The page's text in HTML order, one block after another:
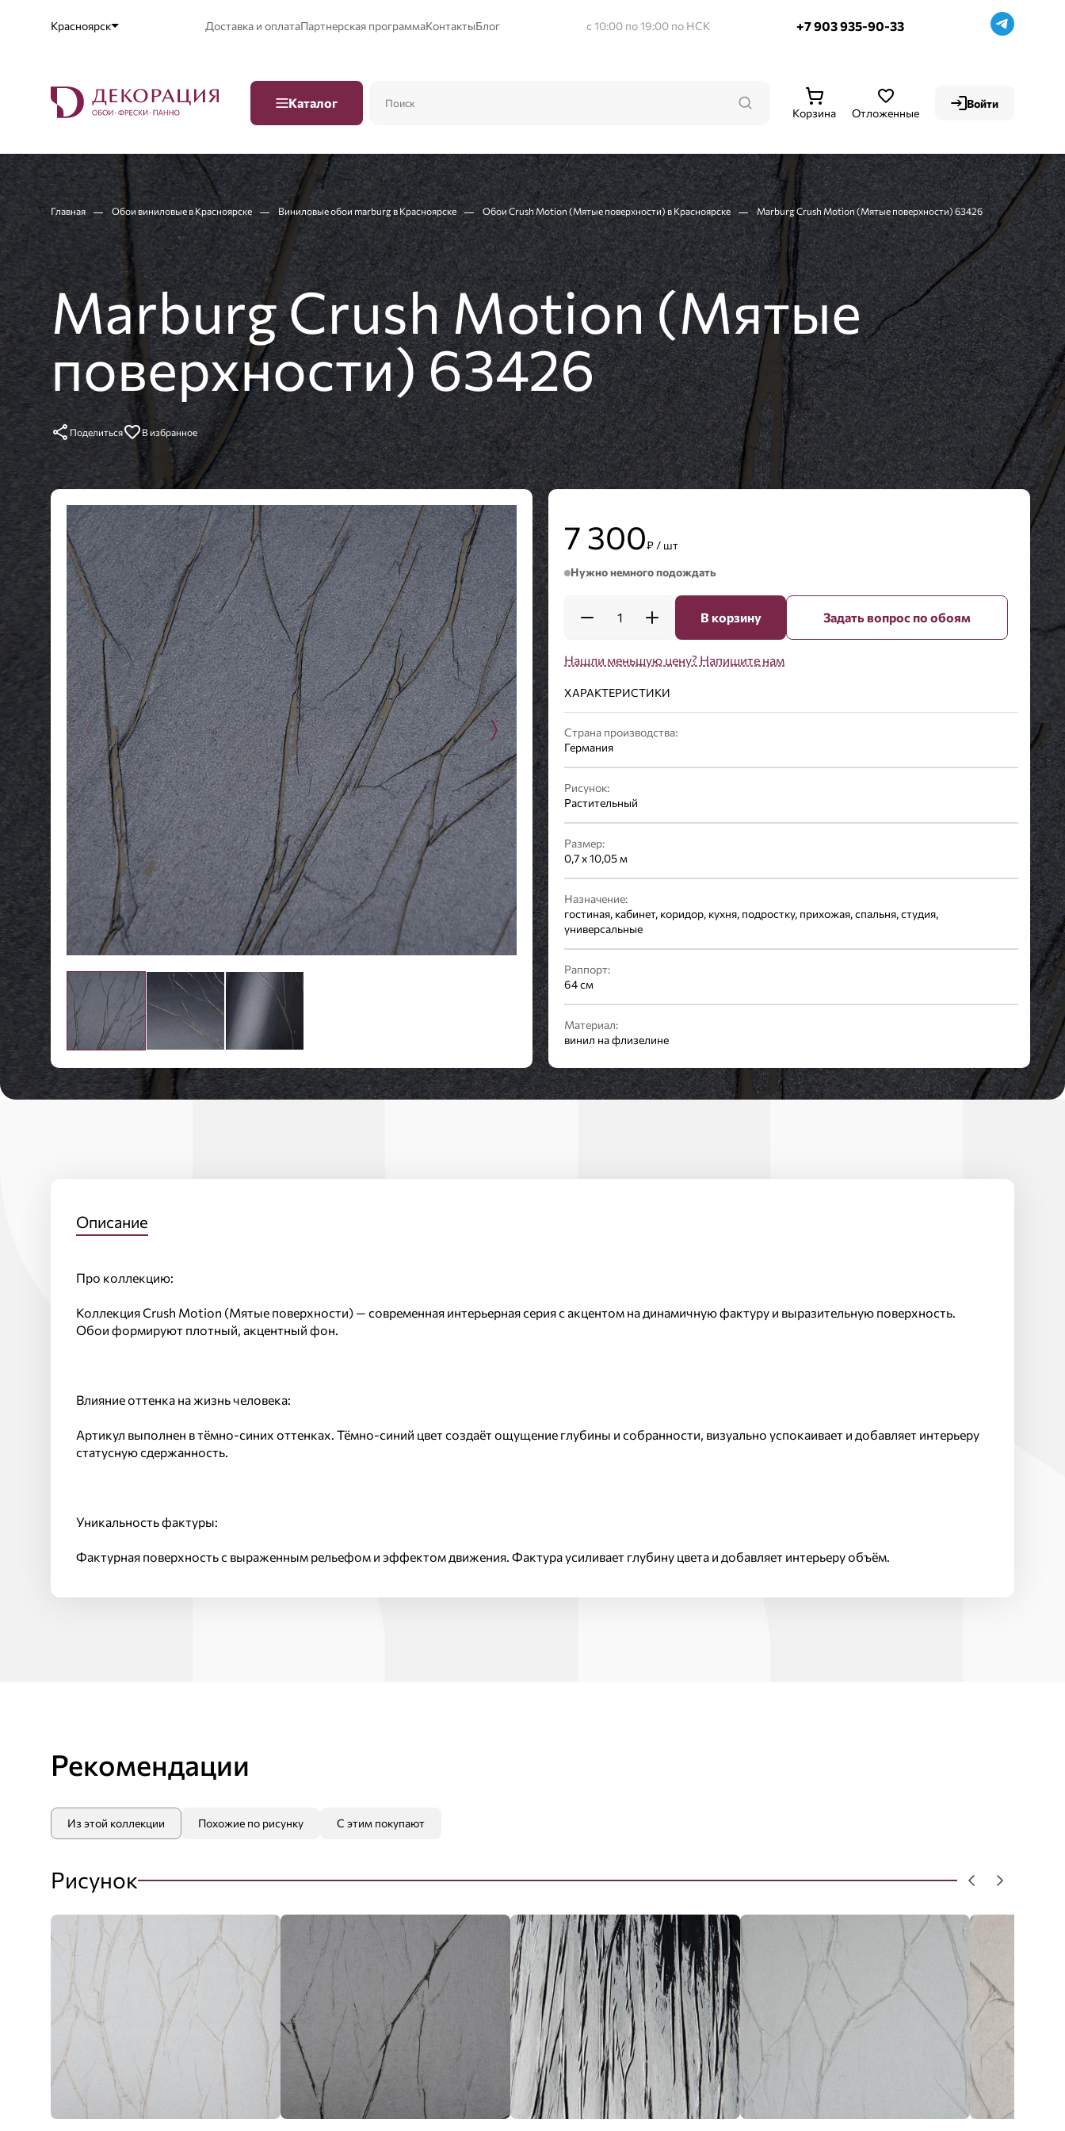
Красноярск Доставка и оплатаПартнерская программаКонтактыБлог с 10:00 по 19:00 по НСК +7 903 935-90-33
Каталог
Отложенные
Корзина
Войти
Главная Обои виниловые в Красноярске Виниловые обои marburg в Красноярске Обои Crush Motion (Мятые поверхности) в Красноярске Marburg Crush Motion (Мятые поверхности) 63426
Marburg Crush Motion (Мятые
поверхности) 63426
Поделиться В избранное
7 300₽ / шт
Нужно немного подождать
1 В корзину Задать вопрос по обоям
Нашли меньшую цену? Напишите нам
ХАРАКТЕРИСТИКИ
Страна производства:
Германия
Рисунок:
Растительный
Размер:
0,7 x 10,05 м
Назначение:
гостиная, кабинет, коридор, кухня, подростку, прихожая, спальня, студия,
универсальные
Раппорт:
64 см
Материал:
винил на флизелине
Стиль:
Современный
Описание
Про коллекцию:
Коллекция Crush Motion (Мятые поверхности) — современная интерьерная серия с акцентом на динамичную фактуру и выразительную поверхность.
Обои формируют плотный, акцентный фон.
Влияние оттенка на жизнь человека:
Артикул выполнен в тёмно-синих оттенках. Тёмно-синий цвет создаёт ощущение глубины и собранности, визуально успокаивает и добавляет интерьеру
статусную сдержанность.
Уникальность фактуры:
Фактурная поверхность с выраженным рельефом и эффектом движения. Фактура усиливает глубину цвета и добавляет интерьеру объём.
Рекомендации
Из этой коллекции Похожие по рисунку С этим покупают
Рисунок